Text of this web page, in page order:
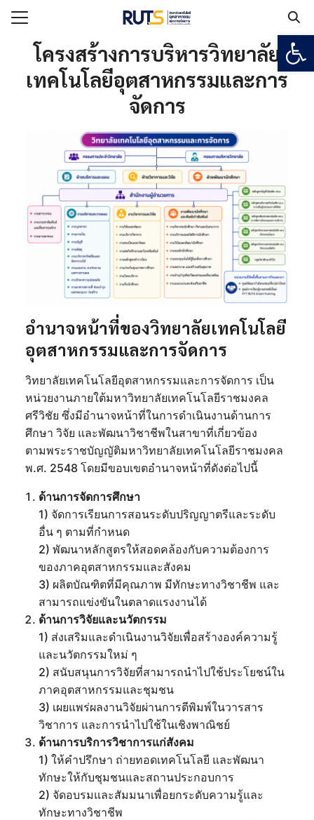
Search for:
โครงสร้างการบริหารวิทยาลัย
เทคโนโลยีอุตสาหกรรมและการ
จัดการ
อำนาจหน้าที่ของวิทยาลัยเทคโนโลยี
อุตสาหกรรมและการจัดการ
วิทยาลัยเทคโนโลยีอุตสาหกรรมและการจัดการ เป็น
หน่วยงานภายใต้มหาวิทยาลัยเทคโนโลยีราชมงคล
ศรีวิชัย ซึ่งมีอำนาจหน้าที่ในการดำเนินงานด้านการ
ศึกษา วิจัย และพัฒนาวิชาชีพในสาขาที่เกี่ยวข้อง
ตามพระราชบัญญัติมหาวิทยาลัยเทคโนโลยีราชมงคล
พ.ศ. 2548 โดยมีขอบเขตอำนาจหน้าที่ดังต่อไปนี้
ด้านการจัดการศึกษา
1) จัดการเรียนการสอนระดับปริญญาตรีและระดับ
อื่น ๆ ตามที่กำหนด
2) พัฒนาหลักสูตรให้สอดคล้องกับความต้องการ
ของภาคอุตสาหกรรมและสังคม
3) ผลิตบัณฑิตที่มีคุณภาพ มีทักษะทางวิชาชีพ และ
สามารถแข่งขันในตลาดแรงงานได้
ด้านการวิจัยและนวัตกรรม
1) ส่งเสริมและดำเนินงานวิจัยเพื่อสร้างองค์ความรู้
และนวัตกรรมใหม่ ๆ
2) สนับสนุนการวิจัยที่สามารถนำไปใช้ประโยชน์ใน
ภาคอุตสาหกรรมและชุมชน
3) เผยแพร่ผลงานวิจัยผ่านการตีพิมพ์ในวารสาร
วิชาการ และการนำไปใช้ในเชิงพาณิชย์
ด้านการบริการวิชาการแก่สังคม
1) ให้คำปรึกษา ถ่ายทอดเทคโนโลยี และพัฒนา
ทักษะให้กับชุมชนและสถานประกอบการ
2) จัดอบรมและสัมมนาเพื่อยกระดับความรู้และ
ทักษะทางวิชาชีพ